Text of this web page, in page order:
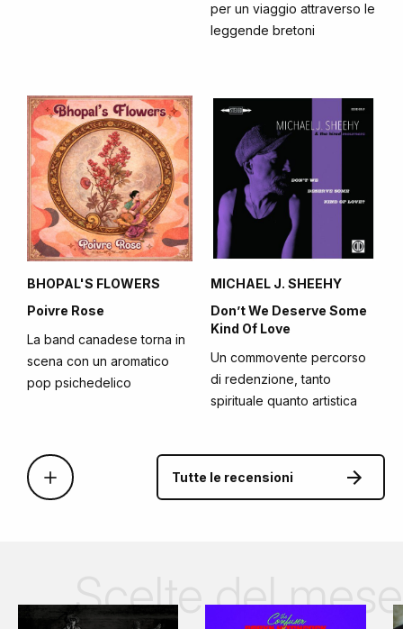
per un viaggio attraverso le
leggende bretoni
BHOPAL'S FLOWERS
Poivre Rose
La band canadese torna in
scena con un aromatico
pop psichedelico
MICHAEL J. SHEEHY
Don’t We Deserve Some
Kind Of Love
Un commovente percorso
di redenzione, tanto
spirituale quanto artistica
KAÁTAÌRA
TRELLDOM
MODEST MOUSE
OPUS KINK
DYLAN MATTINGLY
ROBYN HITCHCOCK
BANDA MAJE
ETTA
MARTYNA BASTA
NIROSTA STEEL
MOONSPELL
STUART RYNN
HELADO NEGRO, REYNA
LAY LLAMAS
STROKES
FABRIC
LOATHE
MIRACLE
WILLOW
OPERA 23
YHWH NAILGUN
CARLA DAL FORNO
ERWAN KERAVEC
GIUSEPPE IELASI, FABIO
COMBICHRIST
HORSE LORDS
HANIA RANI
STERNPOST
ALBERT ENO
TAYLOR DEUPREE,
GRACIE ABRAMS
TRICKY
Tutte le recensioni
Scelte del mese